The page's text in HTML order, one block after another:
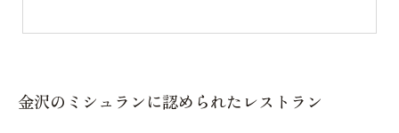
金沢のミシュランに認められたレストラン